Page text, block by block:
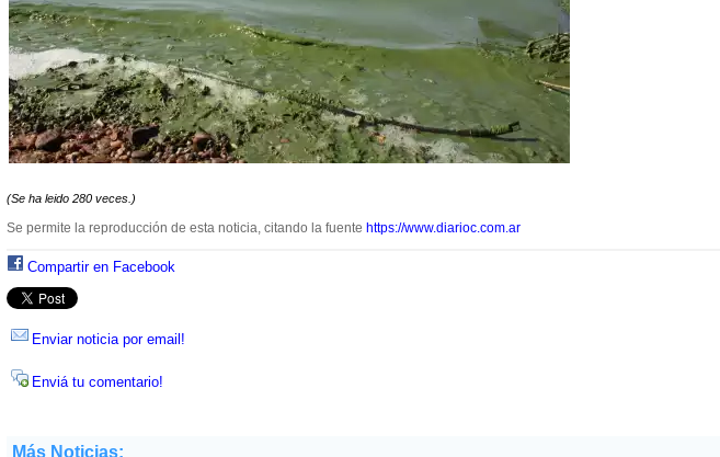
(Se ha leido 280 veces.)
Se permite la reproducción de esta noticia, citando la fuente https://www.diarioc.com.ar
Compartir en Facebook
Enviar noticia por email!
Enviá tu comentario!
Más Noticias: